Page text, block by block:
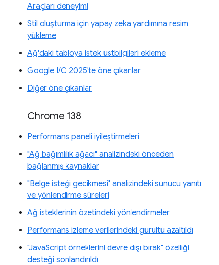
Araçları deneyimi
Stil oluşturma için yapay zeka yardımına resim
yükleme
Ağ'daki tabloya istek üstbilgileri ekleme
Google I/O 2025'te öne çıkanlar
Diğer öne çıkanlar
Chrome 138
Performans paneli iyileştirmeleri
"Ağ bağımlılık ağacı" analizindeki önceden
bağlanmış kaynaklar
"Belge isteği gecikmesi" analizindeki sunucu yanıtı
ve yönlendirme süreleri
Ağ isteklerinin özetindeki yönlendirmeler
Performans izleme verilerindeki gürültü azaltıldı
"JavaScript örneklerini devre dışı bırak" özelliği
desteği sonlandırıldı